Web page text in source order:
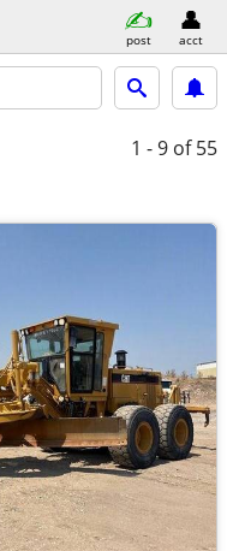
post acct
1 - 9 of 55